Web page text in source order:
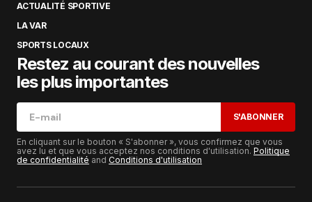
ACTUALITÉ SPORTIVE
LA VAR
SPORTS LOCAUX
Restez au courant des nouvelles
les plus importantes
S'ABONNER
En cliquant sur le bouton « S'abonner », vous confirmez que vous
avez lu et que vous acceptez nos conditions d'utilisation. Politique
de confidentialité and Conditions d'utilisation